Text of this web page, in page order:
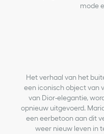
mode
Het verhaal van het
een iconisch object van
van Dior-elegantie,
opnieuw uitgevoerd.
een eerbetoon aan dit
weer nieuw leven in